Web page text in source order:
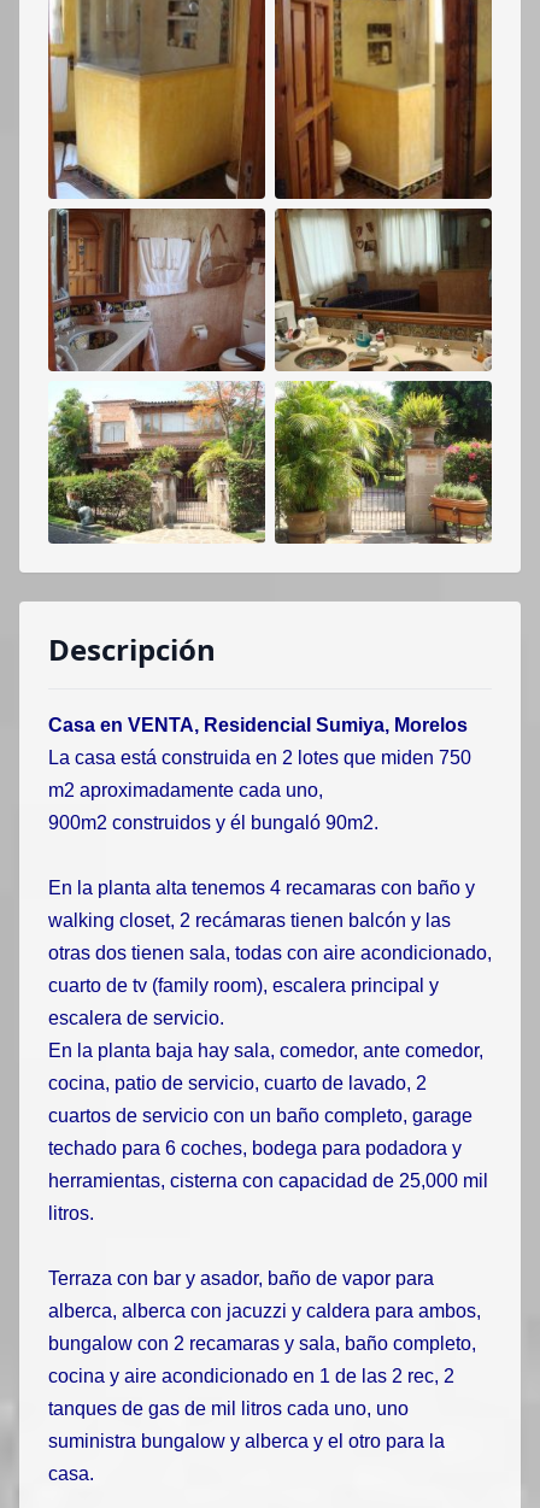
Descripción
Casa en VENTA, Residencial Sumiya, Morelos
La casa está construida en 2 lotes que miden 750
m2 aproximadamente cada uno,
900m2 construidos y él bungaló 90m2.
En la planta alta tenemos 4 recamaras con baño y
walking closet, 2 recámaras tienen balcón y las
otras dos tienen sala, todas con aire acondicionado,
cuarto de tv (family room), escalera principal y
escalera de servicio.
En la planta baja hay sala, comedor, ante comedor,
cocina, patio de servicio, cuarto de lavado, 2
cuartos de servicio con un baño completo, garage
techado para 6 coches, bodega para podadora y
herramientas, cisterna con capacidad de 25,000 mil
litros.
Terraza con bar y asador, baño de vapor para
alberca, alberca con jacuzzi y caldera para ambos,
bungalow con 2 recamaras y sala, baño completo,
cocina y aire acondicionado en 1 de las 2 rec, 2
tanques de gas de mil litros cada uno, uno
suministra bungalow y alberca y el otro para la
casa.